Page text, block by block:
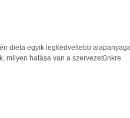
diéta egyik legkedveltebb
milyen hatása van a szervezetünkre.